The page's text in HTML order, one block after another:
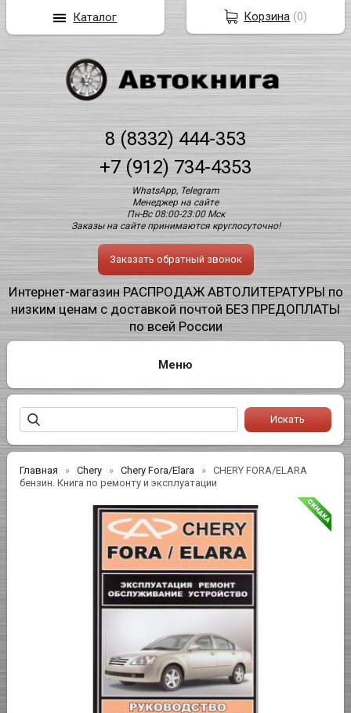
8 (8332) 444-353
+7 (912) 734-4353
WhatsApp, Telegram
Менеджер на сайте
Пн-Вс 08:00-23:00 Мск
Заказы на сайте принимаются круглосуточно!
Заказать обратный звонок
Интернет-магазин РАСПРОДАЖ АВТОЛИТЕРАТУРЫ по
низким ценам с доставкой почтой БЕЗ ПРЕДОПЛАТЫ
по всей России
Главная Chery Chery Fora/Elara
CHERY FORA/ELARA
бензин. Книга по ремонту и эксплуатации
Корзина (0)
Каталог